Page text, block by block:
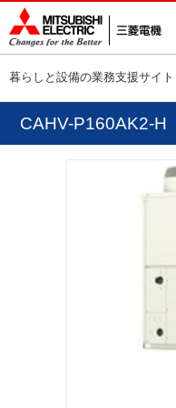
暮らしと設備の業務支援サイト
CAHV-P160AK2-H